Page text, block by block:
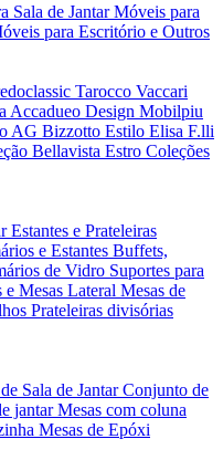
Sala de JantarMóveis para
para Escritório e Outros
Tarocco Vaccari
Accadueo Design Mobilpiu
AG Bizzotto Estilo Elisa F.lli
Bellavista Estro Coleções
Estantes e Prateleiras
e Estantes Buffets,
de Vidro Suportes para
e Mesas Lateral Mesas de
Prateleiras divisórias
Sala de JantarConjunto de
jantarMesas com coluna
Mesas de Epóxi